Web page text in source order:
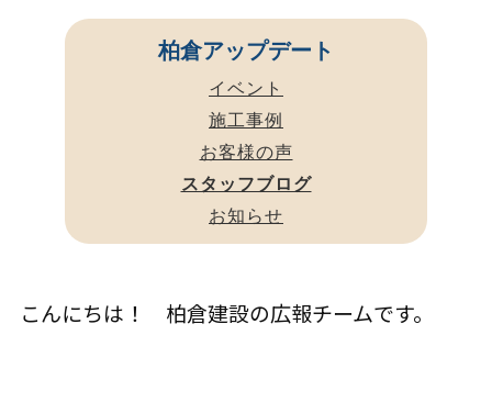
こんにちは！ 柏倉建設の広報チームです。
柏倉アップデート
イベント
施工事例
お客様の声
スタッフブログ
お知らせ